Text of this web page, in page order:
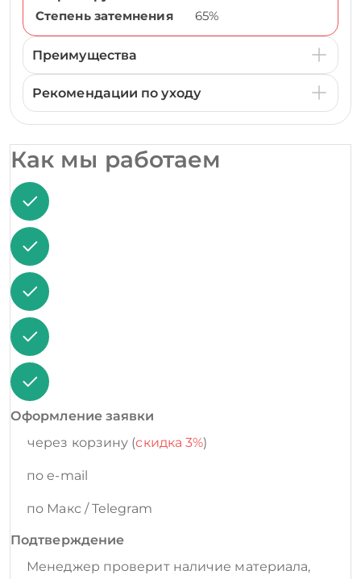
Степень затемнения
65%
Преимущества
Рекомендации по уходу
Как мы работаем
Оформление заявки
через корзину (скидка 3%)
по e-mail
по Макс / Telegram
Подтверждение
Менеджер проверит наличие материала,